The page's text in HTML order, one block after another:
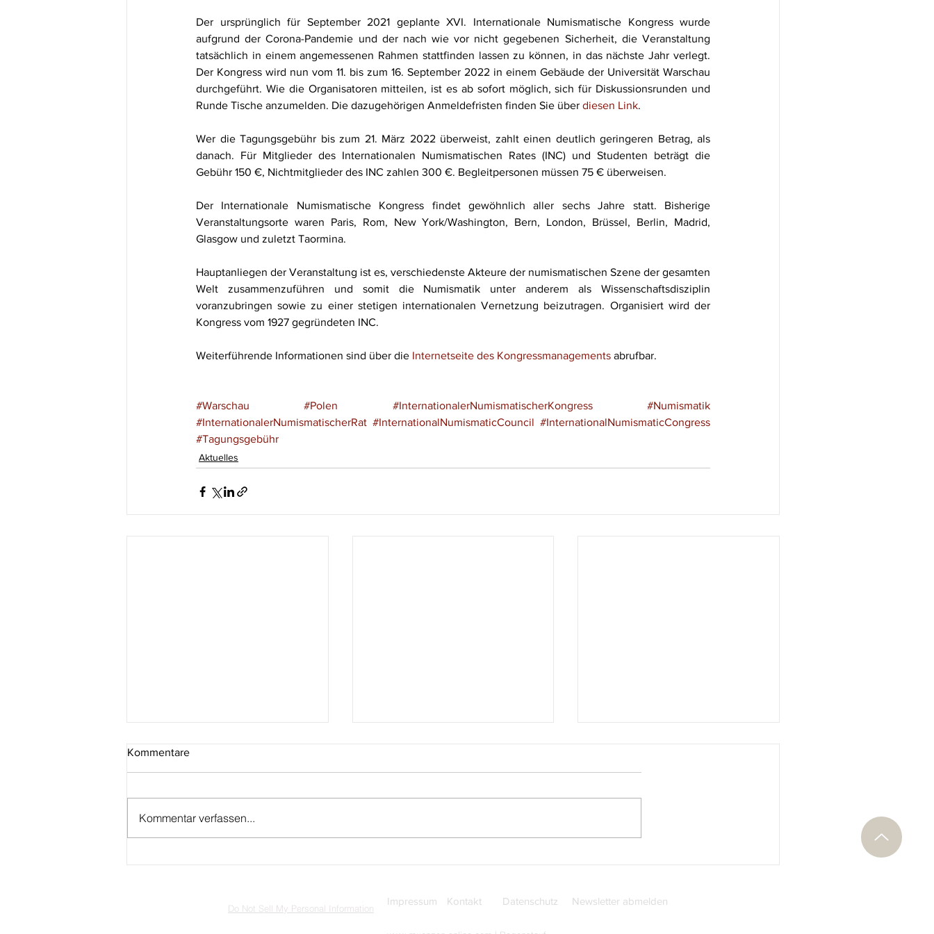
Der ursprünglich für September 2021 geplante XVI. Internationale Numismatische Kongress wurde
aufgrund der Corona-Pandemie und der nach wie vor nicht gegebenen Sicherheit, die Veranstaltung
tatsächlich in einem angemessenen Rahmen stattfinden lassen zu können, in das nächste Jahr verlegt.
Der Kongress wird nun vom 11. bis zum 16. September 2022 in einem Gebäude der Universität Warschau
durchgeführt. Wie die Organisatoren mitteilen, ist es ab sofort möglich, sich für Diskussionsrunden und
Runde Tische anzumelden. Die dazugehörigen Anmeldefristen finden Sie über diesen Link.
Wer die Tagungsgebühr bis zum 21. März 2022 überweist, zahlt einen deutlich geringeren Betrag, als
danach. Für Mitglieder des Internationalen Numismatischen Rates (INC) und Studenten beträgt die
Gebühr 150 €, Nichtmitglieder des INC zahlen 300 €. Begleitpersonen müssen 75 € überweisen.
Der Internationale Numismatische Kongress findet gewöhnlich aller sechs Jahre statt. Bisherige
Veranstaltungsorte waren Paris, Rom, New York/Washington, Bern, London, Brüssel, Berlin, Madrid,
Glasgow und zuletzt Taormina.
Hauptanliegen der Veranstaltung ist es, verschiedenste Akteure der numismatischen Szene der gesamten
Welt zusammenzuführen und somit die Numismatik unter anderem als Wissenschaftsdisziplin
voranzubringen sowie zu einer stetigen internationalen Vernetzung beizutragen. Organisiert wird der
Kongress vom 1927 gegründeten INC.
Weiterführende Informationen sind über die Internetseite des Kongressmanagements abrufbar.
#Warschau #Polen #InternationalerNumismatischerKongress
#Numismatik
#InternationalerNumismatischerRat #InternationalNumismaticCouncil #InternationalNumismaticCongress
#Tagungsgebühr
Aktuelles
Polizeikorps von San Marino
Kommentare
Kommentar verfassen...
Do Not Sell My Personal Information
Impressum Kontakt Datenschutz Newsletter abmelden